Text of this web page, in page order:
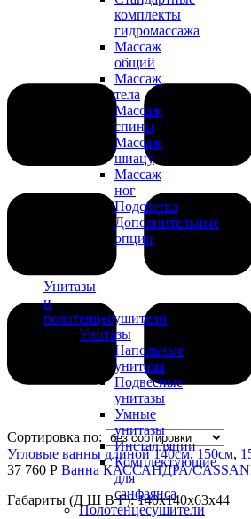
комплекты
гидромассажа
Массаж
общий
Массаж
тела
Массаж
спины
Массаж
шиацу
Массаж
ног
Подсветка
Дополнительные
опции
Унитазы
и
полотенцесушители
Унитазы
Напольные
унитазы
Подвесные
унитазы
Умные
унитазы
Инсталляции
Комплектующие
для
санфаянса
Полотенцесушители
Сортировка по:
Угловые ванны длиной 140см,150см,
37 760 Р Ванна КАССАНДРА/
Габариты (Д Ш В Г): 140x140x63x44